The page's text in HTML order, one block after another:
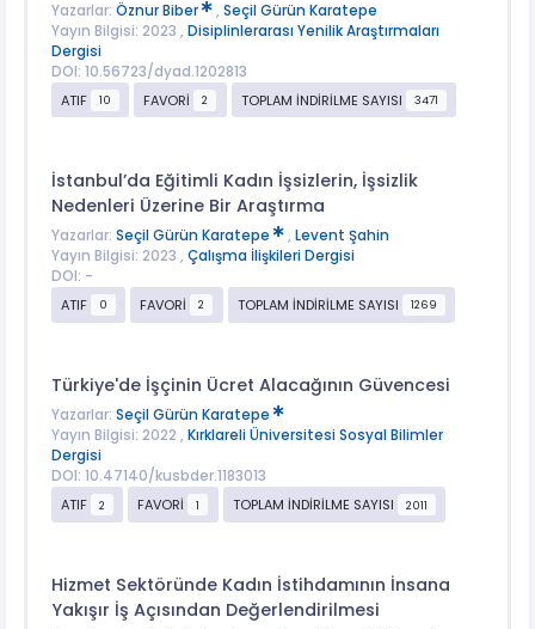
Yazarlar: Öznur Biber , Seçil Gürün Karatepe
Yayın Bilgisi: 2023 , Disiplinlerarası Yenilik Araştırmaları
Dergisi
DOI: 10.56723/dyad.1202813
ATIF
10 FAVORİ 2 TOPLAM İNDİRİLME SAYISI 3471
İstanbul’da Eğitimli Kadın İşsizlerin, İşsizlik
Nedenleri Üzerine Bir Araştırma
Yazarlar: Seçil Gürün Karatepe , Levent Şahin
Yayın Bilgisi: 2023 , Çalışma İlişkileri Dergisi
DOI: -
ATIF
0 FAVORİ 2 TOPLAM İNDİRİLME SAYISI 1269
Türkiye'de İşçinin Ücret Alacağının Güvencesi
Yazarlar: Seçil Gürün Karatepe
Yayın Bilgisi: 2022 , Kırklareli Üniversitesi Sosyal Bilimler
Dergisi
DOI: 10.47140/kusbder.1183013
ATIF
2 FAVORİ 1 TOPLAM İNDİRİLME SAYISI 2011
Hizmet Sektöründe Kadın İstihdamının İnsana
Yakışır İş Açısından Değerlendirilmesi